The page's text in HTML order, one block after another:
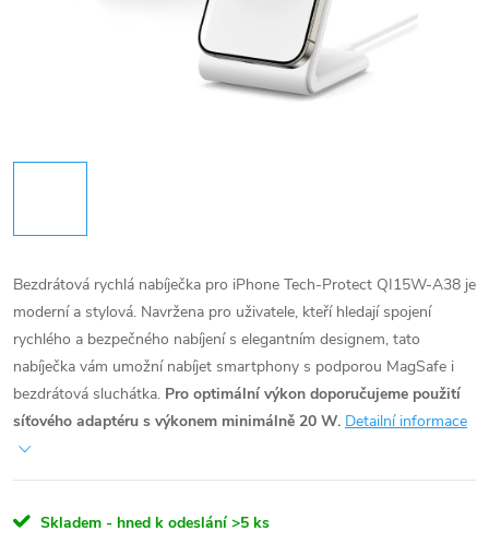
Bezdrátová rychlá nabíječka pro iPhone Tech-Protect QI15W-A38 je
moderní a stylová. Navržena pro uživatele, kteří hledají spojení
rychlého a bezpečného nabíjení s elegantním designem, tato
nabíječka vám umožní nabíjet smartphony s podporou MagSafe i
bezdrátová sluchátka. Pro optimální výkon doporučujeme použití
síťového adaptéru s výkonem minimálně 20 W. Detailní informace
Skladem - hned k odeslání >5 ks